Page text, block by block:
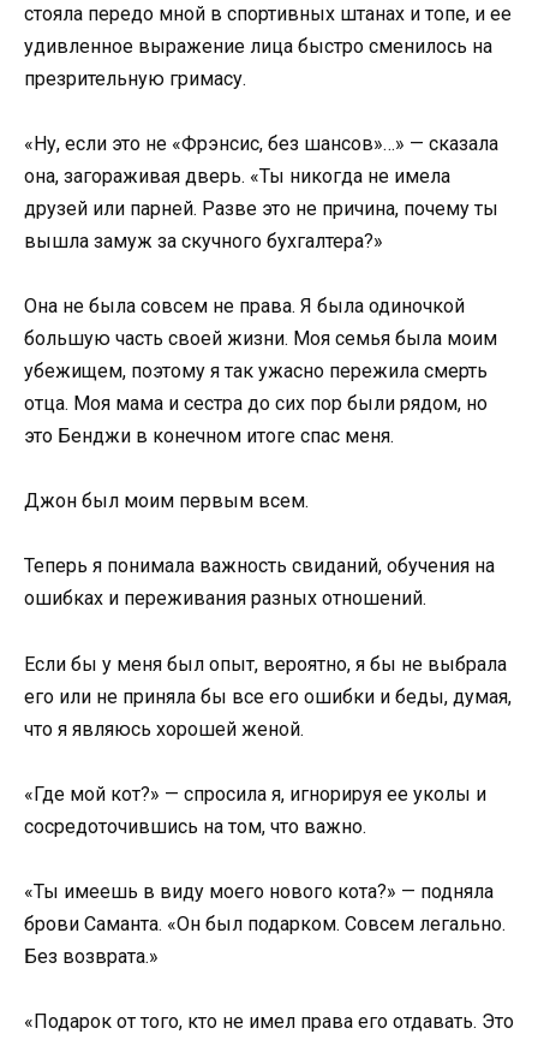
стояла передо мной в спортивных штанах и топе, и ее
удивленное выражение лица быстро сменилось на
презрительную гримасу.
«Ну, если это не «Фрэнсис, без шансов»…» — сказала
она, загораживая дверь. «Ты никогда не имела
друзей или парней. Разве это не причина, почему ты
вышла замуж за скучного бухгалтера?»
Она не была совсем не права. Я была одиночкой
большую часть своей жизни. Моя семья была моим
убежищем, поэтому я так ужасно пережила смерть
отца. Моя мама и сестра до сих пор были рядом, но
это Бенджи в конечном итоге спас меня.
Джон был моим первым всем.
Теперь я понимала важность свиданий, обучения на
ошибках и переживания разных отношений.
Если бы у меня был опыт, вероятно, я бы не выбрала
его или не приняла бы все его ошибки и беды, думая,
что я являюсь хорошей женой.
«Где мой кот?» — спросила я, игнорируя ее уколы и
сосредоточившись на том, что важно.
«Ты имеешь в виду моего нового кота?» — подняла
брови Саманта. «Он был подарком. Совсем легально.
Без возврата.»
«Подарок от того, кто не имел права его отдавать. Это